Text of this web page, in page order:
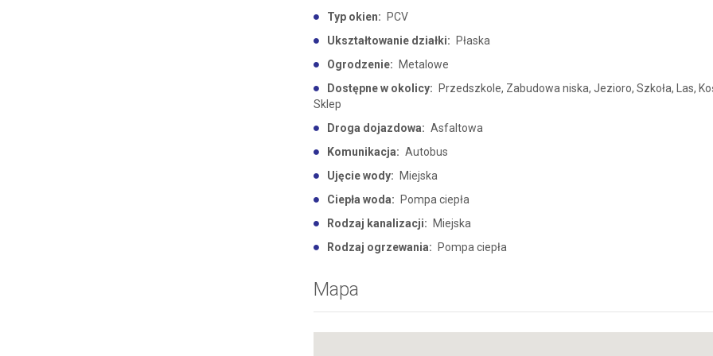
Typ okien:
PCV
Ukształtowanie działki:
Płaska
Ogrodzenie:
Metalowe
Dostępne w okolicy:
Przedszkole, Zabudowa niska, Jezioro, Szkoła, Las,
Sklep
Droga dojazdowa: Asfaltowa
Komunikacja: Autobus
Ujęcie wody:
Miejska
Ciepła woda:
Pompa ciepła
Rodzaj kanalizacji:
Miejska
Rodzaj ogrzewania:
Pompa ciepła
Mapa